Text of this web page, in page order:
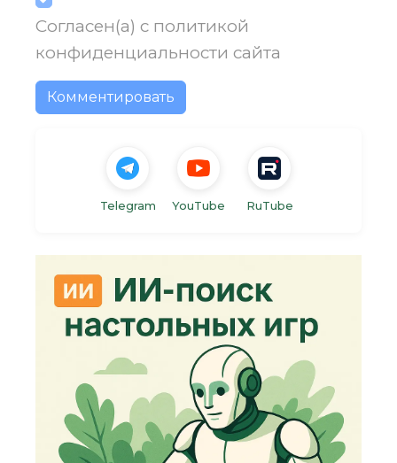
Согласен(а) с политикой
конфиденциальности сайта
Комментировать
Telegram YouTube RuTube